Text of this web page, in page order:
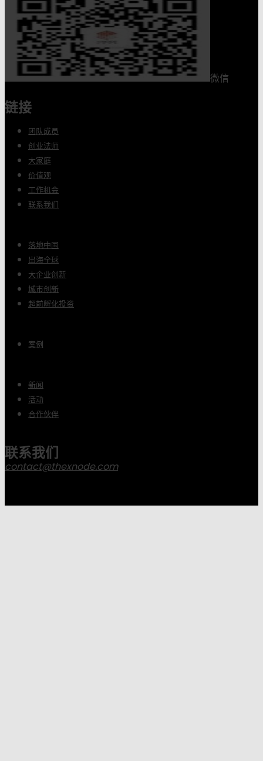
微信
链接
团队成员
创业法师
大家庭
价值观
工作机会
联系我们
落地中国
出海全球
大企业创新
城市创新
超前孵化投资
案例
新闻
活动
合作伙伴
联系我们
contact@thexnode.com